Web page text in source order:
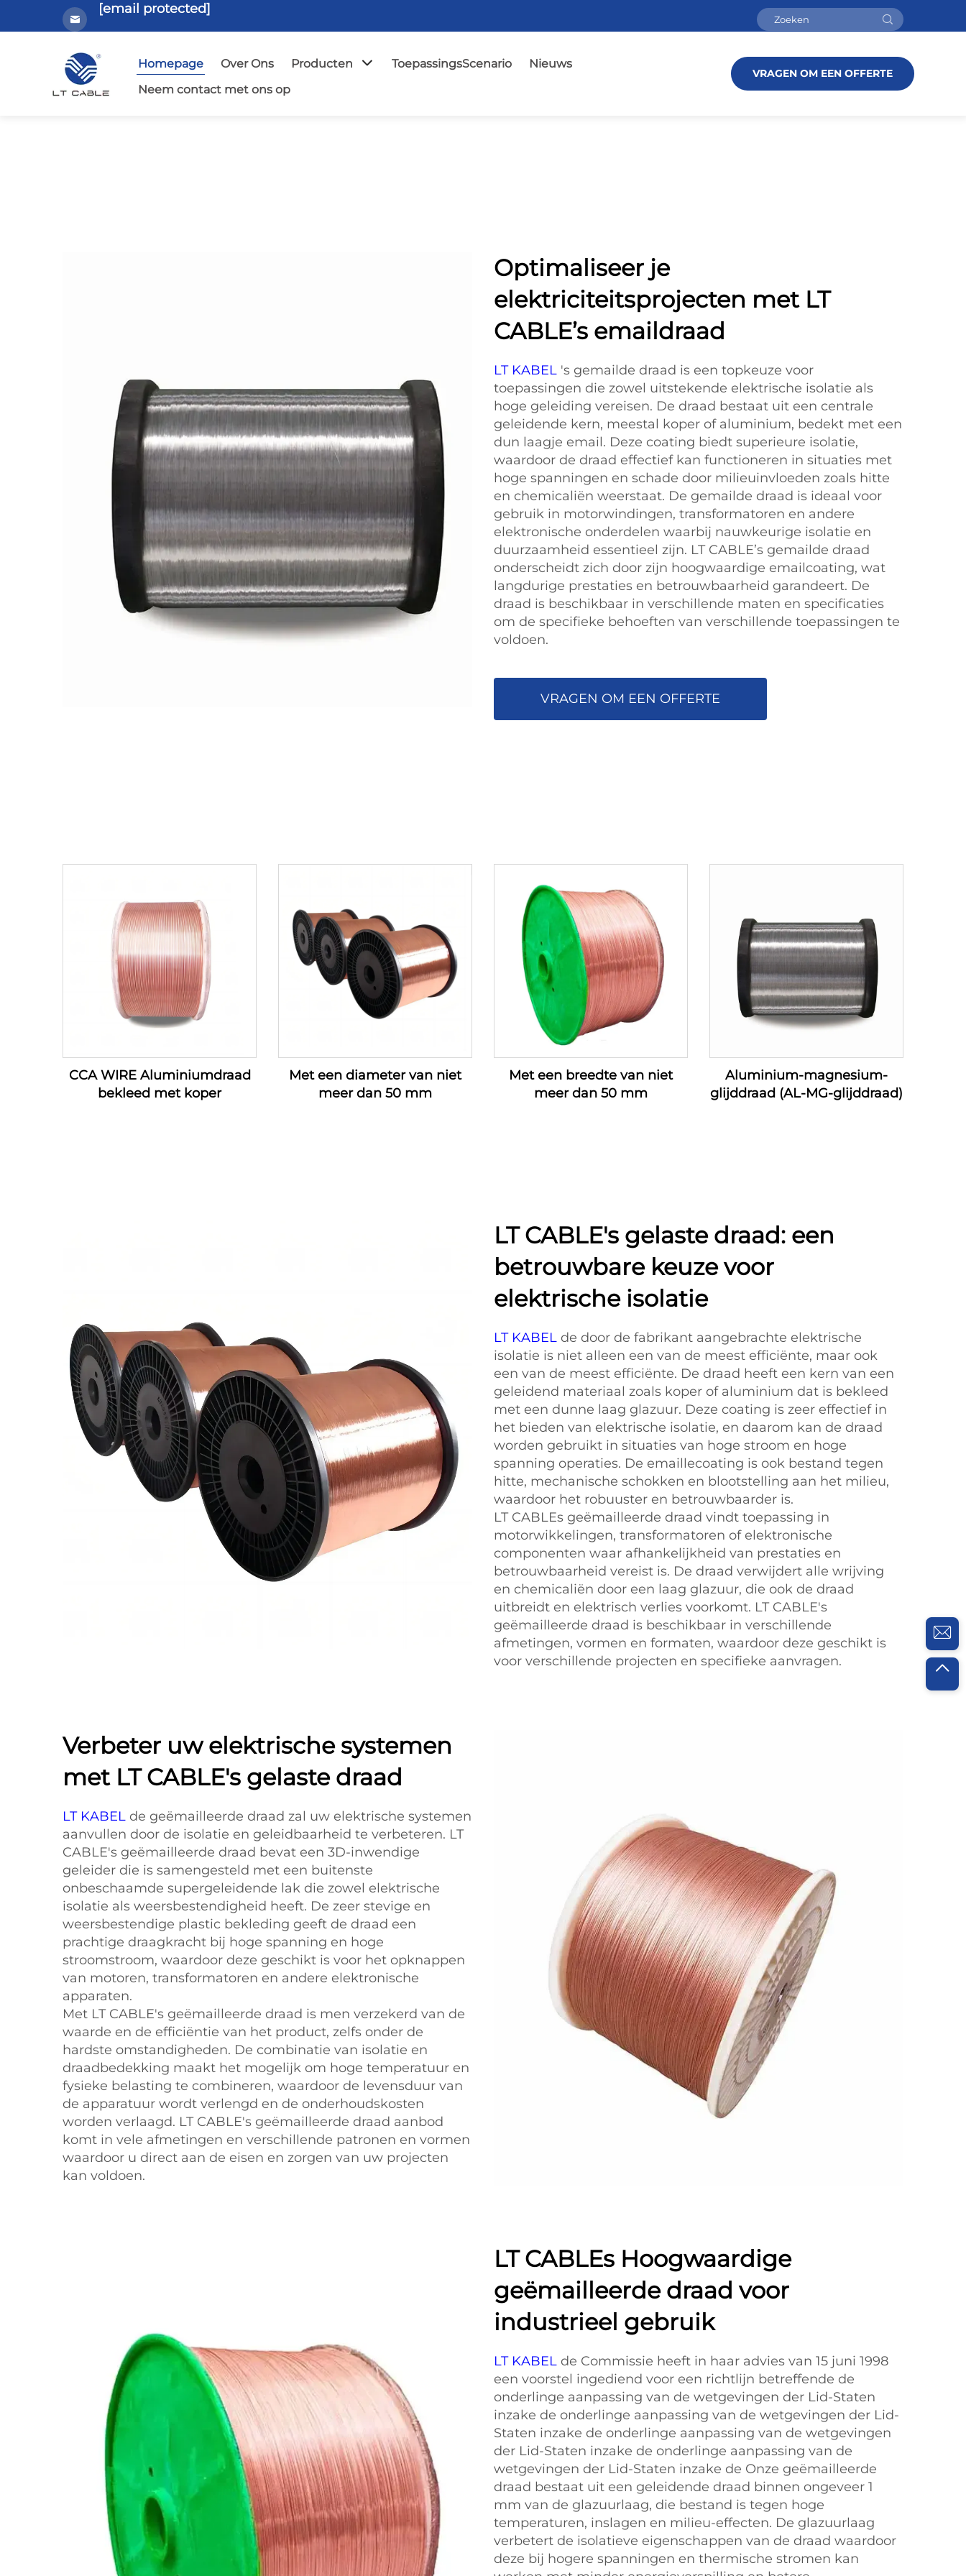
[email protected]
Homepage Over Ons Producten ToepassingsScenario
Nieuws
Neem contact met ons op
VRAGEN OM EEN OFFERTE
Optimaliseer je
elektriciteitsprojecten met LT
CABLE’s emaildraad
LT KABEL 's gemailde draad is een topkeuze voor
toepassingen die zowel uitstekende elektrische isolatie als
hoge geleiding vereisen. De draad bestaat uit een centrale
geleidende kern, meestal koper of aluminium, bedekt met een
dun laagje email. Deze coating biedt superieure isolatie,
waardoor de draad effectief kan functioneren in situaties met
hoge spanningen en schade door milieuinvloeden zoals hitte
en chemicaliën weerstaat. De gemailde draad is ideaal voor
gebruik in motorwindingen, transformatoren en andere
elektronische onderdelen waarbij nauwkeurige isolatie en
duurzaamheid essentieel zijn. LT CABLE’s gemailde draad
onderscheidt zich door zijn hoogwaardige emailcoating, wat
langdurige prestaties en betrouwbaarheid garandeert. De
draad is beschikbaar in verschillende maten en specificaties
om de specifieke behoeften van verschillende toepassingen te
voldoen.
VRAGEN OM EEN OFFERTE
CCA WIRE Aluminiumdraad
bekleed met koper
Met een diameter van niet
meer dan 50 mm
Met een breedte van niet
meer dan 50 mm
Aluminium-magnesium-
glijddraad (AL-MG-glijddraad)
LT CABLE's gelaste draad: een
betrouwbare keuze voor
elektrische isolatie
LT KABEL de door de fabrikant aangebrachte elektrische
isolatie is niet alleen een van de meest efficiënte, maar ook
een van de meest efficiënte. De draad heeft een kern van een
geleidend materiaal zoals koper of aluminium dat is bekleed
met een dunne laag glazuur. Deze coating is zeer effectief in
het bieden van elektrische isolatie, en daarom kan de draad
worden gebruikt in situaties van hoge stroom en hoge
spanning operaties. De emaillecoating is ook bestand tegen
hitte, mechanische schokken en blootstelling aan het milieu,
waardoor het robuuster en betrouwbaarder is.
LT CABLEs geëmailleerde draad vindt toepassing in
motorwikkelingen, transformatoren of elektronische
componenten waar afhankelijkheid van prestaties en
betrouwbaarheid vereist is. De draad verwijdert alle wrijving
en chemicaliën door een laag glazuur, die ook de draad
uitbreidt en elektrisch verlies voorkomt. LT CABLE's
geëmailleerde draad is beschikbaar in verschillende
afmetingen, vormen en formaten, waardoor deze geschikt is
voor verschillende projecten en specifieke aanvragen.
Verbeter uw elektrische systemen
met LT CABLE's gelaste draad
LT KABEL de geëmailleerde draad zal uw elektrische systemen
aanvullen door de isolatie en geleidbaarheid te verbeteren. LT
CABLE's geëmailleerde draad bevat een 3D-inwendige
geleider die is samengesteld met een buitenste
onbeschaamde supergeleidende lak die zowel elektrische
isolatie als weersbestendigheid heeft. De zeer stevige en
weersbestendige plastic bekleding geeft de draad een
prachtige draagkracht bij hoge spanning en hoge
stroomstroom, waardoor deze geschikt is voor het opknappen
van motoren, transformatoren en andere elektronische
apparaten.
Met LT CABLE's geëmailleerde draad is men verzekerd van de
waarde en de efficiëntie van het product, zelfs onder de
hardste omstandigheden. De combinatie van isolatie en
draadbedekking maakt het mogelijk om hoge temperatuur en
fysieke belasting te combineren, waardoor de levensduur van
de apparatuur wordt verlengd en de onderhoudskosten
worden verlaagd. LT CABLE's geëmailleerde draad aanbod
komt in vele afmetingen en verschillende patronen en vormen
waardoor u direct aan de eisen en zorgen van uw projecten
kan voldoen.
LT CABLEs Hoogwaardige
geëmailleerde draad voor
industrieel gebruik
LT KABEL de Commissie heeft in haar advies van 15 juni 1998
een voorstel ingediend voor een richtlijn betreffende de
onderlinge aanpassing van de wetgevingen der Lid-Staten
inzake de onderlinge aanpassing van de wetgevingen der Lid-
Staten inzake de onderlinge aanpassing van de wetgevingen
der Lid-Staten inzake de onderlinge aanpassing van de
wetgevingen der Lid-Staten inzake de Onze geëmailleerde
draad bestaat uit een geleidende draad binnen ongeveer 1
mm van de glazuurlaag, die bestand is tegen hoge
temperaturen, inslagen en milieu-effecten. De glazuurlaag
verbetert de isolatieve eigenschappen van de draad waardoor
deze bij hogere spanningen en thermische stromen kan